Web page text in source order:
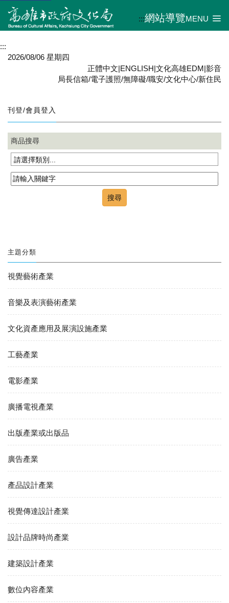
:::網站導覽MENU
:::
2026/08/06 星期四
正體中文|ENGLISH|文化高雄EDM|影音
局長信箱/電子護照/無障礙/職安/文化中心/新住民
刊登/會員登入
商品搜尋
請選擇類別...
搜尋
主題分類
視覺藝術產業
音樂及表演藝術產業
文化資產應用及展演設施產業
工藝產業
電影產業
廣播電視產業
出版產業或出版品
廣告產業
產品設計產業
視覺傳達設計產業
設計品牌時尚產業
建築設計產業
數位內容產業